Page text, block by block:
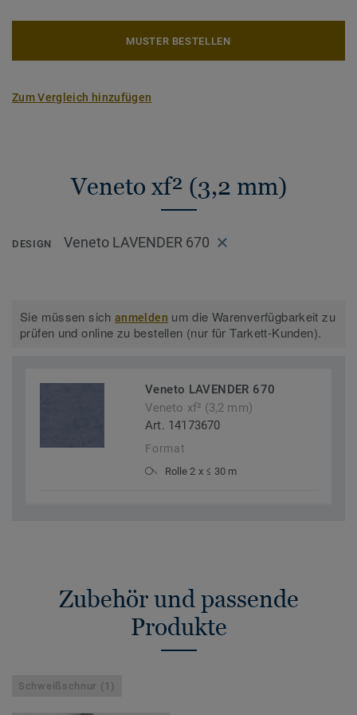
MUSTER BESTELLEN
Zum Vergleich hinzufügen
Veneto xf² (3,2 mm)
DESIGN Veneto LAVENDER 670
Sie müssen sichanmelden um die Warenverfügbarkeit zu
prüfen und online zu bestellen (nur für Tarkett-Kunden).
Veneto LAVENDER 670
Veneto xf² (3,2 mm)
Art. 14173670
Format
Rolle 2 x ≤ 30 m
Zubehör und passende
Produkte
Schweißschnur (1)